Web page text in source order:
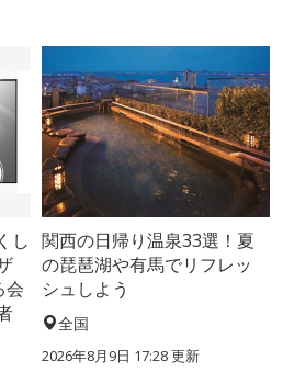
し
会
関西の日帰り温泉33選！夏
の琵琶湖や有馬でリフレッ
シュしよう
全国
2026年8月9日 17:28更新